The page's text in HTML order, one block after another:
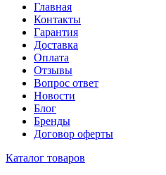
Главная
Контакты
Гарантия
Доставка
Оплата
Отзывы
Вопрос ответ
Новости
Блог
Бренды
Договор оферты
Каталог товаров